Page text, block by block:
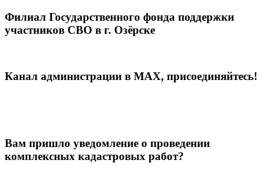
Филиал Государственного фонда поддержки
участников СВО в г. Озёрске
Канал администрации в МАХ, присоединяйтесь!
Вам пришло уведомление о проведении
комплексных кадастровых работ?